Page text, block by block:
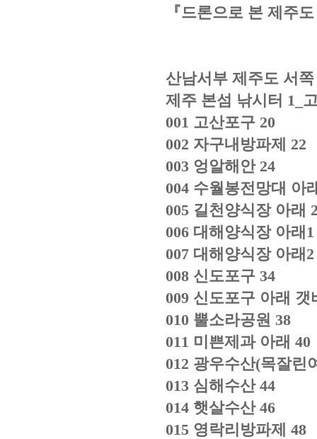
『드론으로 본 제주
산남서부 제주도 서쪽
제주 본섬 낚시터 1_
001 고산포구 20
002 자구내방파제 22
003 엉알해안 24
004 수월봉전망대 아
005 길천양식장 아래
006 대해양식장 아래
007 대해양식장 아래
008 신도포구 34
009 신도포구 아래
010 뿔소라공원 38
011 미쁜제과 아래 40
012 광우수산(목잘린
013 심해수산 44
014 햇살수산 46
015 영락리방파제 48